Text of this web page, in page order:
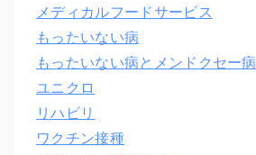
メディカルフードサービス
もったいない病
もったいない病とメンドクセー病
ユニクロ
リハビリ
ワクチン接種